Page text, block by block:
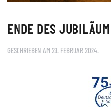
ENDE DES
GESCHRIEBEN AM 29. FEBRUAR 2024.